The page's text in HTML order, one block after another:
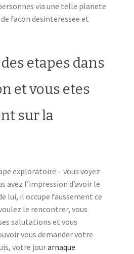
via une telle planete
facon desinteressee et
etapes dans
et vous etes
sur la
exploratoire – vous voyez
avez l’impression d’avoir le
lui, il occupe faussement ce
le rencontrer, vous
salutations et vous
vous demander votre
votre jourarnaque